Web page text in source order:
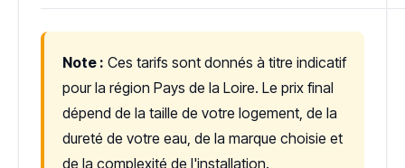
Note : Ces tarifs sont donnés à titre indicatif
pour la région Pays de la Loire. Le prix final
dépend de la taille de votre logement, de la
dureté de votre eau, de la marque choisie et
de la complexité de l'installation.